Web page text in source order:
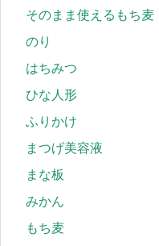
そのまま使えるもち麦
のり
はちみつ
ひな人形
ふりかけ
まつげ美容液
まな板
みかん
もち麦